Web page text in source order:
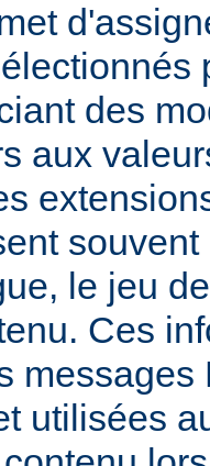
des
aux
le jeu
Ces
utilisées